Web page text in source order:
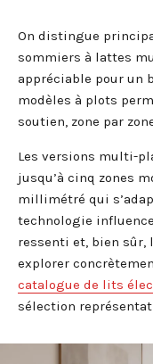
On distingue
sommiers à lattes
appréciable pour un
modèles à plots
soutien, zone par
Les versions multi-
jusqu’à cinq zones
millimétré qui
technologie
ressenti et, bien sûr,
explorer
catalogue de lits
sélection